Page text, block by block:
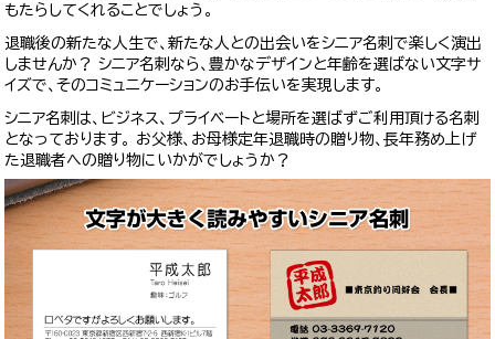
もたらしてくれることでしょう。
退職後の新たな人生で、新たな人との出会いをシニア名刺で楽しく演出
しませんか？ シニア名刺なら、豊かなデザインと年齢を選ばない文字サ
イズで、そのコミュニケーションのお手伝いを実現します。
シニア名刺は、ビジネス、プライベートと場所を選ばずご利用頂ける名刺
となっております。 お父様、お母様定年退職時の贈り物、長年務め上げ
た退職者への贈り物にいかがでしょうか？